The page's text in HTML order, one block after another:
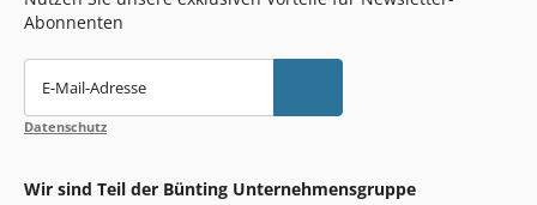
Abonnenten
E-Mail-Adresse
Datenschutz
Wir sind Teil der Bünting Unternehmensgruppe